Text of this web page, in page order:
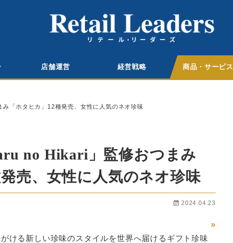
店舗運営 経営戦略 商品・サービス
「ホタヒカ」12種発売、女性に人気のネオ珍味
no Hikari」監修おつまみ
発売、女性に人気のネオ珍味
2024.04.23
»
ける新しい珍味のスタイルを世界へ届けるギフト珍味